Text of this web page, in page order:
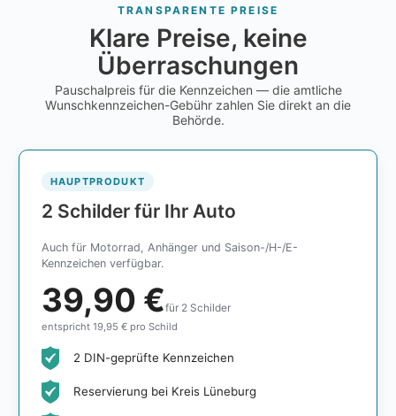
TRANSPARENTE PREISE
Klare Preise, keine
Überraschungen
Pauschalpreis für die Kennzeichen — die amtliche
Wunschkennzeichen-Gebühr zahlen Sie direkt an die
Behörde.
HAUPTPRODUKT
2 Schilder für Ihr Auto
Auch für Motorrad, Anhänger und Saison-/H-/E-
Kennzeichen verfügbar.
39,90 €für 2 Schilder
entspricht 19,95 € pro Schild
2 DIN-geprüfte Kennzeichen
Reservierung bei Kreis Lüneburg